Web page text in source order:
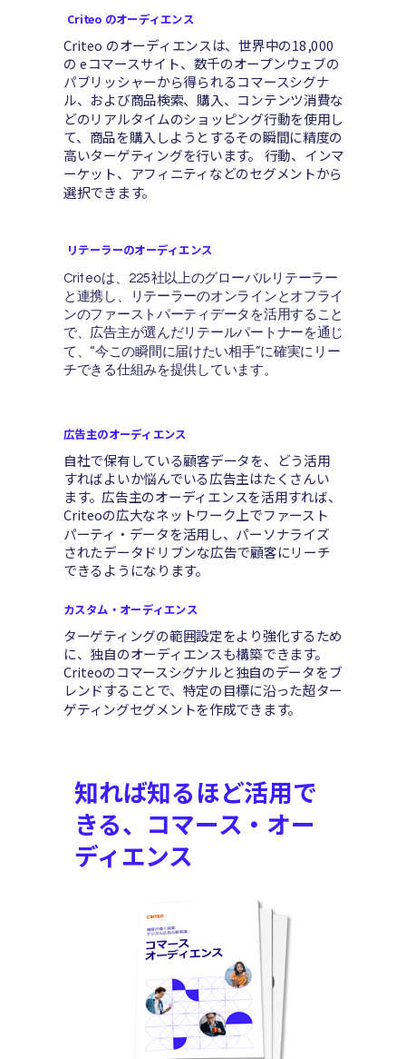
知れば知るほど活用で
きる、コマース・オー
ディエンス
Criteo のオーディエンス
Criteo のオーディエンスは、世界中の18,000
の eコマースサイト、数千のオープンウェブの
パブリッシャーから得られるコマースシグナ
ル、および商品検索、購入、コンテンツ消費な
どのリアルタイムのショッピング行動を使用し
て、商品を購入しようとするその瞬間に精度の
高いターゲティングを行います。 行動、インマ
ーケット、アフィニティなどのセグメントから
選択できます。
リテーラーのオーディエンス
Criteoは、225社以上のグローバルリテーラー
と連携し、リテーラーのオンラインとオフライ
ンのファーストパーティデータを活用すること
で、広告主が選んだリテールパートナーを通じ
て、“今この瞬間に届けたい相手”に確実にリー
チできる仕組みを提供しています。
広告主のオーディエンス
自社で保有している顧客データを、どう活用
すればよいか悩んでいる広告主はたくさんい
ます。広告主のオーディエンスを活用すれば、
Criteoの広大なネットワーク上でファースト
パーティ・データを活用し、パーソナライズ
されたデータドリブンな広告で顧客にリーチ
できるようになります。
カスタム・オーディエンス
ターゲティングの範囲設定をより強化するため
に、独自のオーディエンスも構築できます。
Criteoのコマースシグナルと独自のデータをブ
レンドすることで、特定の目標に沿った超ター
ゲティングセグメントを作成できます。